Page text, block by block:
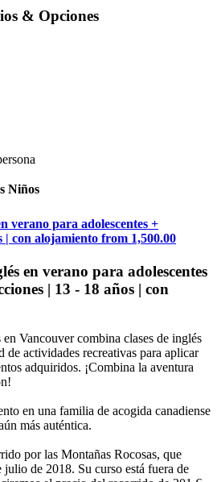
& Opciones
Niños
verano para adolescentes +
| con alojamiento from 1,500.00
en verano para adolescentes
| 13 - 18 años | con
Vancouver combina clases de inglés
de actividades recreativas para aplicar
adquiridos. ¡Combina la aventura
en una familia de acogida canadiense
más auténtica.
por las Montañas Rocosas, que
de 2018. Su curso está fuera de